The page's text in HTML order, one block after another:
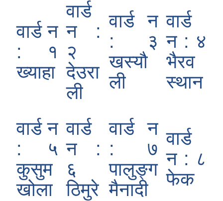
वार्ड न
: १
ख्याहा
वार्ड
न :
२
देउरा
ली
वार्ड न
: ३
खस्यौ
ली
वार्ड
न : ४
भैरव
स्थान
वार्ड न
: ५
कुसुम
खोला
वार्ड
न :
६
ठिमुरे
वार्ड न
: ७
पालुङ्ग
मैनादी
वार्ड
न : ८
फेक